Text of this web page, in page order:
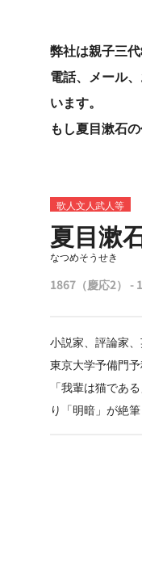
弊社は親子三
電話、メール
います。
もし夏目漱石
歌人文人武人等
夏目漱
なつめそうせき
1867（慶応2） -
小説家、評論家
東京大学予備門
「我輩は猫であ
り「明暗」が絶筆